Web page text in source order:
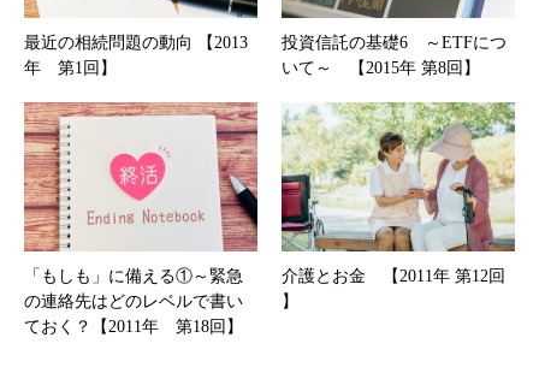
最近の相続問題の動向 【2013
年 第1回】
投資信託の基礎6 ～ETFにつ
いて～ 【2015年 第8回】
「もしも」に備える①～緊急
の連絡先はどのレベルで書い
ておく？【2011年 第18回】
介護とお金 【2011年 第12回
】